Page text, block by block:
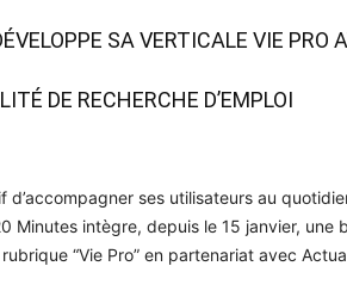
SA VERTICALE VIE PRO
DE RECHERCHE D’EMPLOI
d’accompagner ses utilisateurs au
Minutes intègre, depuis le 15 janvier,
“Vie Pro” en partenariat avec